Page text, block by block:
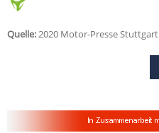
Quelle:2020 Motor-Presse Stuttgart